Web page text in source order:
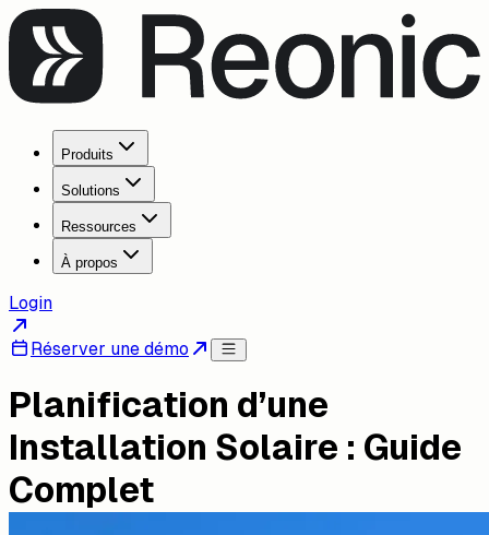
Produits
Solutions
Ressources
À propos
Login
Réserver une démo
Planification d’une
Installation Solaire : Guide
Complet